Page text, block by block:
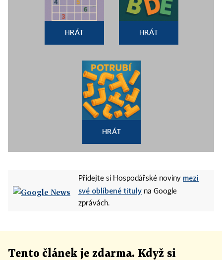
HRÁT HRÁT
HRÁT
Přidejte si Hospodářské noviny mezi
své oblíbené tituly na Google
zprávách.
Tento článek je zdarma. Když si